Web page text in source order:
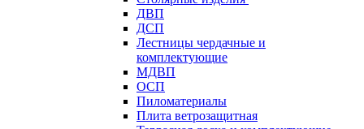
ДВП
ДСП
Лестницы чердачные и
комплектующие
МДВП
ОСП
Пиломатериалы
Плита ветрозащитная